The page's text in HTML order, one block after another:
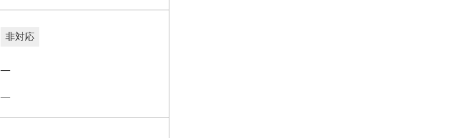
非対応
―
―